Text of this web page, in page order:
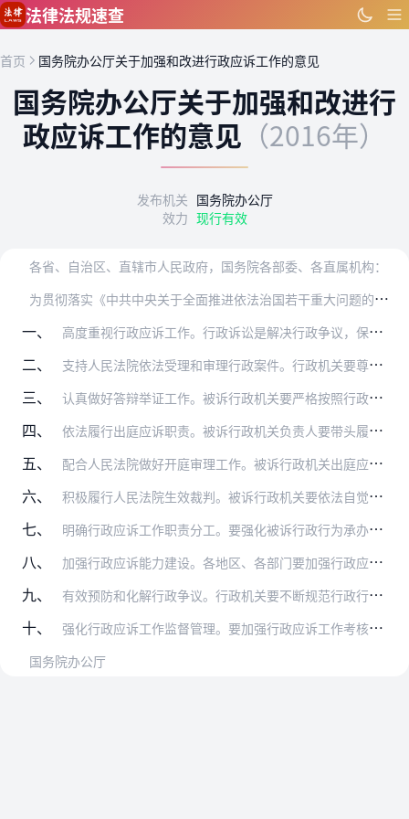
跳到主要内容
法律法规速查
首页 国务院办公厅关于加强和改进行政应诉工作的意见
国务院办公厅关于加强和改进行
政应诉工作的意见 （2016年）
发布机关 国务院办公厅
效力 现行有效
各省、自治区、直辖市人民政府，国务院各部委、各直属机构：
为
贯彻落实《中共中央关于全面推进依法治国若干重大问题的决定》关于“健全行政机关依法出庭应诉、支持法院受理行政案件、尊重并执行法院生效裁判的制度”的要求，保障行政…
一、
高度重视行政应诉工作。行政诉讼是解决行政争议，保护公民、法人和其他组织合法权益，监督行政机关依法行使职权的重要法律制度，做好行政应诉工作是行政机关的法定职责。行…
二、 支持人民法院依法受理和审理行政案件。行政机关要尊重人民法院依法登记立案，积极支持人民法院保障公民、法人和其他组织的起诉权利，接受人民法院依照行政诉讼法的规定对行…
三、 认真做好答辩举证工作。被诉行政机关要严格按照行政诉讼法的规定，向人民法院提交答辩状，提供作出行政行为的证据和依据。要提高答辩举证工作质量，做到答辩形式规范、说理…
四、 依法履行出庭应诉职责。被诉行政机关负责人要带头履行行政应诉职责，积极出庭应诉。不能出庭的，应当委托相应的工作人员出庭，不得仅委托律师出庭。对涉及重大公共利益、社…
五、 配合人民法院做好开庭审理工作。被诉行政机关出庭应诉人员要熟悉法律规定、了解案件事实和证据，配合人民法院查明案情。要积极协助人民法院依法开展调解工作，促进案结事了…
六、 积极履行人民法院生效裁判。被诉行政机关要依法自觉履行人民法院生效判决、裁定和调解书。对人民法院作出的责令重新作出行政行为的判决，除原行政行为因程序违法或者法律适…
七、 明确行政应诉工作职责分工。要强化被诉行政行为承办机关或者机构的行政应诉责任，同时发挥法制工作机构或者负责法制工作的机构在行政应诉工作中的组织、协调、指导作用。行…
八、 加强行政应诉能力建设。各地区、各部门要加强行政应诉工作力量，合理安排工作人员，积极发挥政府法律顾问和公职律师作用，确保行政应诉工作力量与工作任务相适应。要切实保…
九、 有效预防和化解行政争议。行政机关要不断规范行政行为，认真研究落实人民法院提出的司法建议，提高依法行政水平，从源头上预防和化解行政争议。要进一步加强行政复议工作，…
十、
强化行政应诉工作监督管理。要加强行政应诉工作考核，将行政机关出庭应诉、支持人民法院受理和审理行政案件、执行人民法院生效裁判以及行政应诉能力建设情况纳入依法行政考…
国务院办公厅